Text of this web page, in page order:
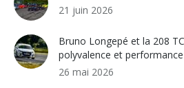
21 juin 2026
Bruno Longepé et la 208
polyvalence et
26 mai 2026